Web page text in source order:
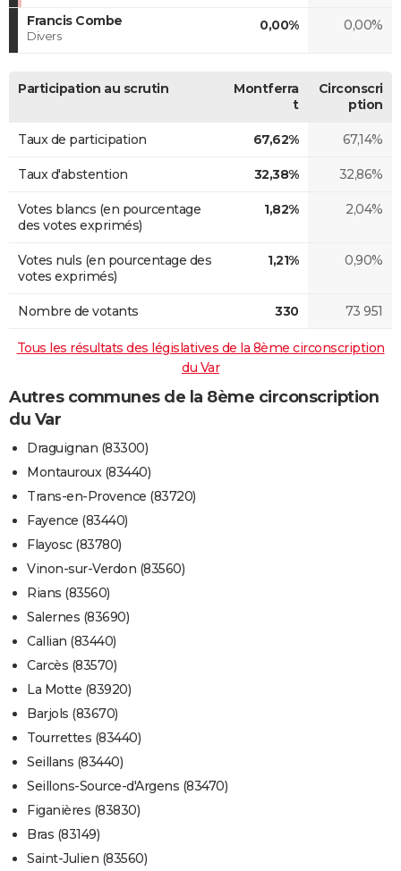
Francis Combe
Divers
0,00% 0,00%
Participation au scrutin
Montferra
t
Circonscri
ption
Taux de participation 67,62% 67,14%
Taux d'abstention 32,38% 32,86%
Votes blancs (en pourcentage
des votes exprimés)
1,82% 2,04%
Votes nuls (en pourcentage des
votes exprimés)
1,21% 0,90%
Nombre de votants 330 73 951
Tous les résultats des législatives de la 8ème circonscription
du Var
Autres communes de la 8ème circonscription
du Var
Draguignan (83300)
Montauroux (83440)
Trans-en-Provence (83720)
Fayence (83440)
Flayosc (83780)
Vinon-sur-Verdon (83560)
Rians (83560)
Salernes (83690)
Callian (83440)
Carcès (83570)
La Motte (83920)
Barjols (83670)
Tourrettes (83440)
Seillans (83440)
Seillons-Source-d'Argens (83470)
Figanières (83830)
Bras (83149)
Saint-Julien (83560)